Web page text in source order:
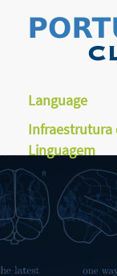
Language
Infraestrutura
Linguagem